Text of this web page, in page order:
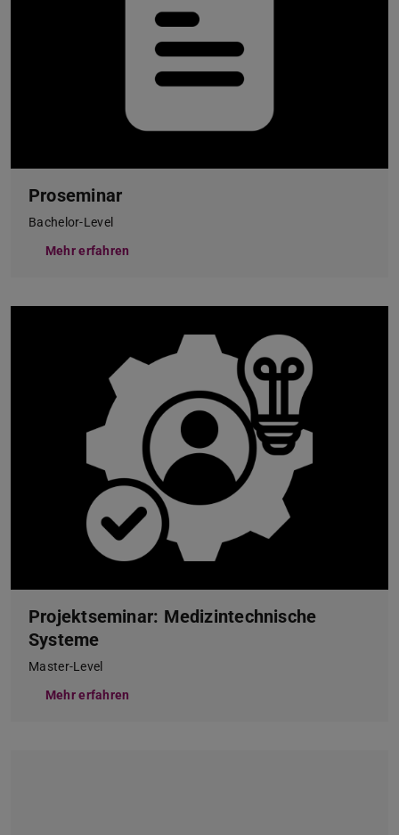
Proseminar
Bachelor-Level
Mehr erfahren
Projektseminar: Medizintechnische
Systeme
Master-Level
Mehr erfahren